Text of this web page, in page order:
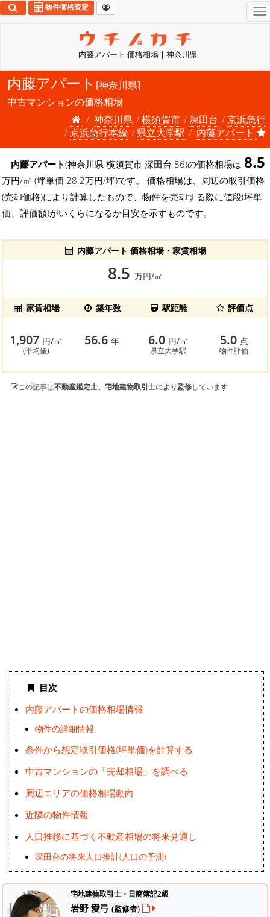
内藤アパート 価格相場 | 神奈川県
物件価格査定
内藤アパート [神奈川県]
中古マンションの価格相場
神奈川県
横須賀市 深田台
京浜急行
京浜急行本線
県立大学駅 内藤アパート
内藤アパート(神奈川県 横須賀市 深田台 86)の価格相場は 8.5
万円/㎡ (坪単価 28.2万円/坪)です。 価格相場は、周辺の取引価格
(売却価格)により計算したもので、物件を売却する際に値段(坪単
価、評価額)がいくらになるか目安を示すものです。
内藤アパート 価格相場・家賃相場
8.5 万円/㎡
家賃相場 築年数 駅距離 評価点
1,907 円/㎡
(平均値)
56.6年 6.0 円/㎡
県立大学駅
5.0 点
物件評価
この記事は不動産鑑定士、宅地建物取引士により監修しています
目次
内藤アパートの価格相場情報
物件の詳細情報
条件から想定取引価格(坪単価)を計算する
中古マンションの「売却相場」を調べる
周辺エリアの価格相場動向
近隣の物件情報
人口推移に基づく不動産相場の将来見通し
深田台の将来人口推計(人口の予測)
宅地建物取引士・日商簿記2級
岩野 愛弓 (監修者)